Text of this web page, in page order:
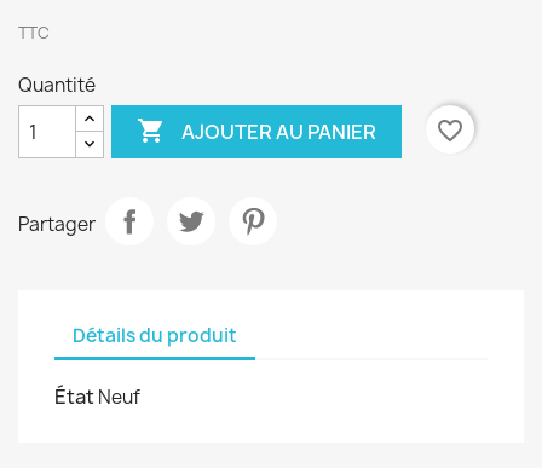
TTC
Quantité
 AJOUTER AU PANIER favorite_border
Partager
Détails du produit
ÉtatNeuf